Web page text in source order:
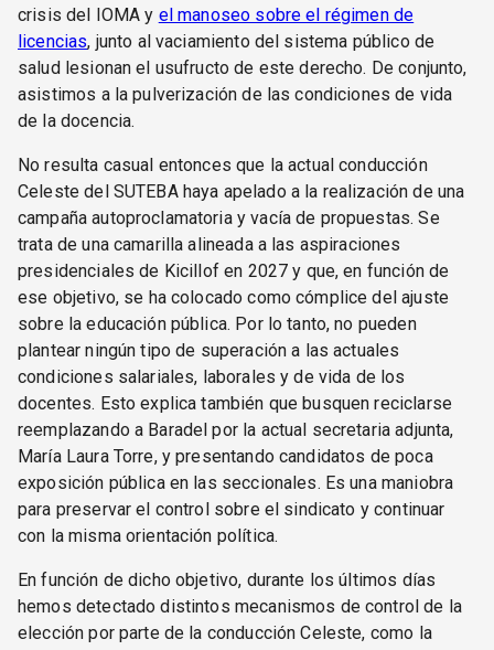
crisis del IOMA y el manoseo sobre el régimen de
licencias, junto al vaciamiento del sistema público de
salud lesionan el usufructo de este derecho. De conjunto,
asistimos a la pulverización de las condiciones de vida
de la docencia.
No resulta casual entonces que la actual conducción
Celeste del SUTEBA haya apelado a la realización de una
campaña autoproclamatoria y vacía de propuestas. Se
trata de una camarilla alineada a las aspiraciones
presidenciales de Kicillof en 2027 y que, en función de
ese objetivo, se ha colocado como cómplice del ajuste
sobre la educación pública. Por lo tanto, no pueden
plantear ningún tipo de superación a las actuales
condiciones salariales, laborales y de vida de los
docentes. Esto explica también que busquen reciclarse
reemplazando a Baradel por la actual secretaria adjunta,
María Laura Torre, y presentando candidatos de poca
exposición pública en las seccionales. Es una maniobra
para preservar el control sobre el sindicato y continuar
con la misma orientación política.
En función de dicho objetivo, durante los últimos días
hemos detectado distintos mecanismos de control de la
elección por parte de la conducción Celeste, como la